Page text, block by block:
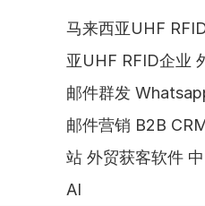
马来西亚UHF
亚UHF RFID企业
邮件群发
邮件营销 B2B
站 外贸获客软件
AI